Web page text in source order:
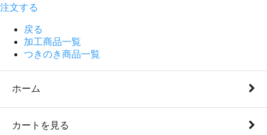
注文する
戻る
加工商品一覧
つきのき商品一覧
ホーム
カートを見る